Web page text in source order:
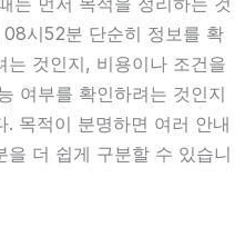
시52분 단순히 정보를 확
는 것인지, 비용이나 조건을
여부를 확인하려는 것인지
목적이 분명하면 여러 안내
더 쉽게 구분할 수 있습니